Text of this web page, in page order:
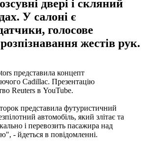
двері і скляний
У салоні є
голосове
жестів рук.
представила концепт
Cadillac. Презентацію
Reuters в YouTube.
представила футуристичний
автомобіль, який злітає та
і перевозить пасажира над
- йдеться в повідомленні.